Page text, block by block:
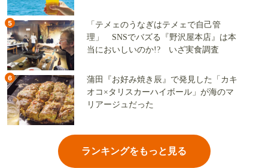
5
「テメェのうなぎはテメェで自己管
理」 SNSでバズる『野沢屋本店』は本
当においしいのか!? いざ実食調査
6
蒲田『お好み焼き辰』で発見した「カキ
オコ×タリスカーハイボール」が海のマ
リアージュだった
ランキングをもっと見る